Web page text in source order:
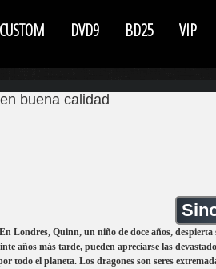
CUSTOM DVD9 BD25 VIP
buena calidad
En Londres, Quinn, un niño de doce años,
años más tarde, pueden apreciarse las
todo el planeta. Los dragones son seres